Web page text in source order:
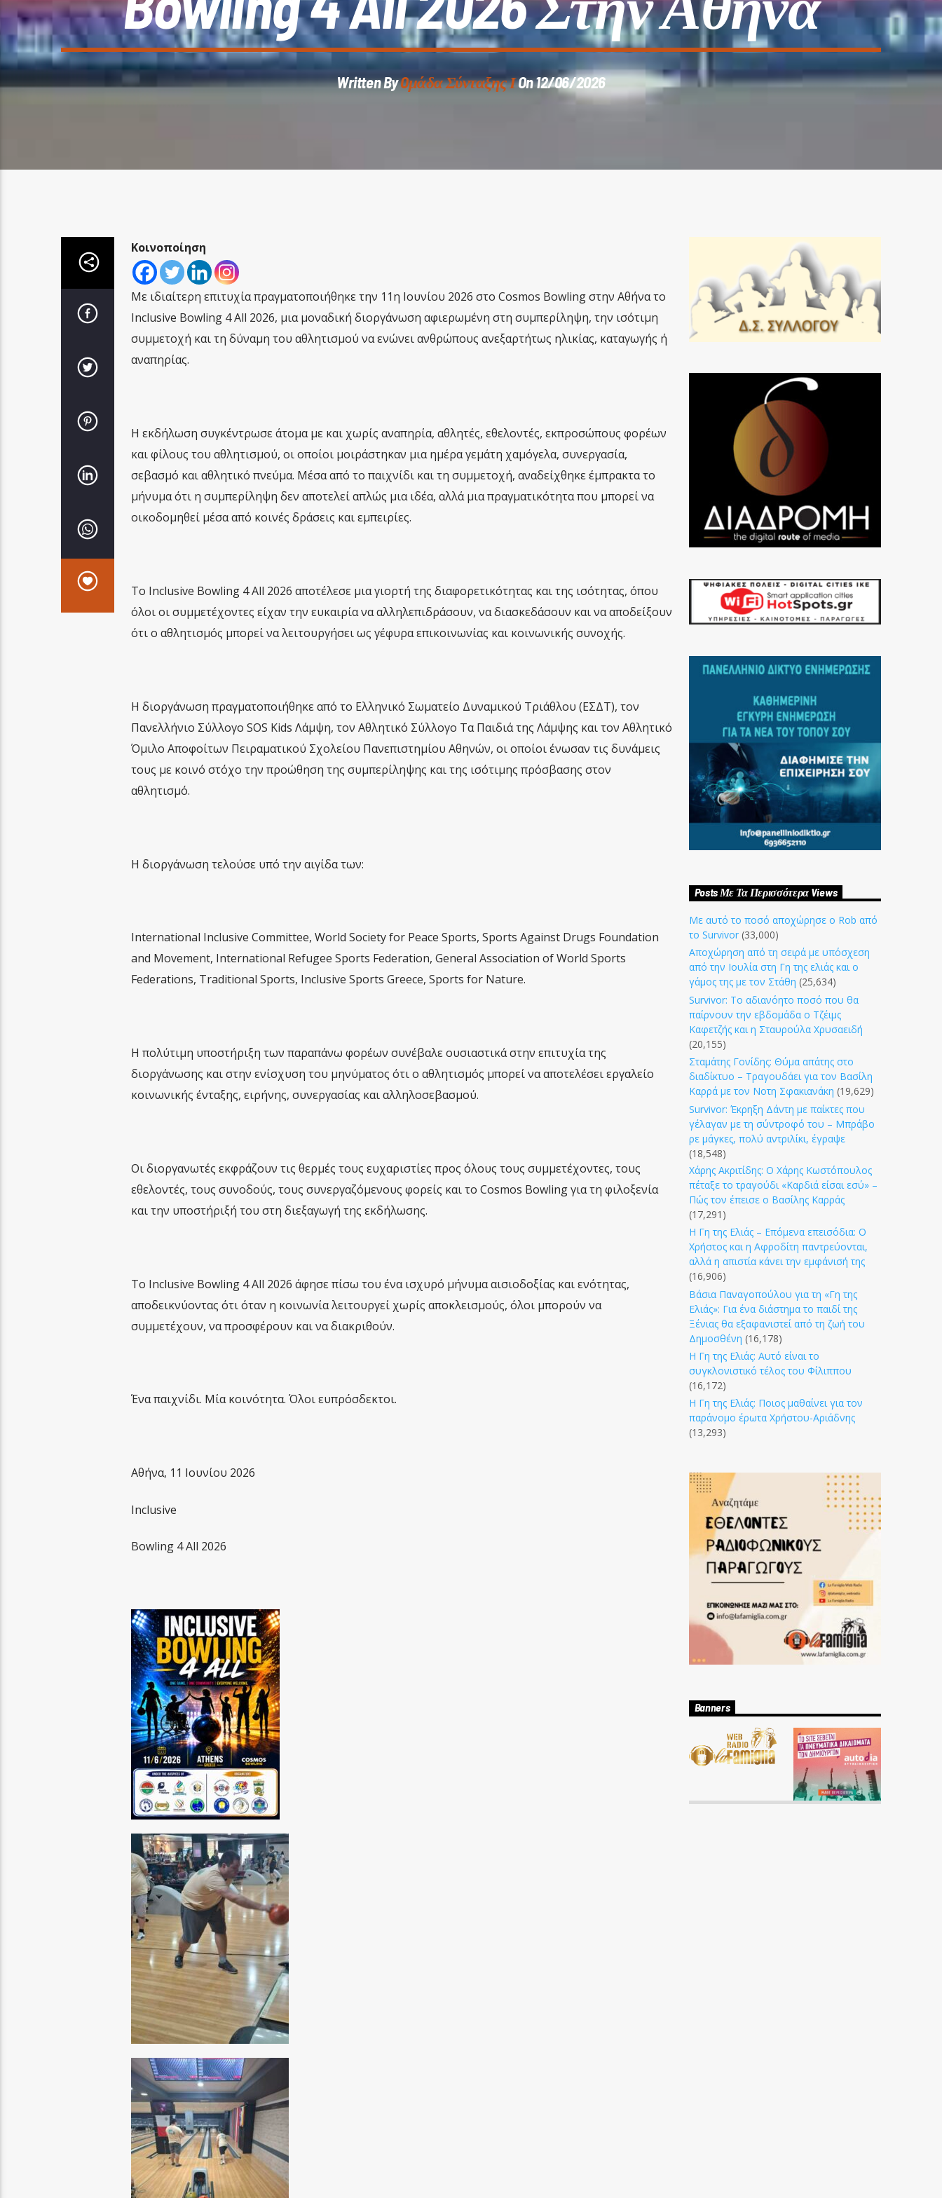
Written ByOμάδα Σύνταξης ΙOn 12/06/2026
Κοινοποίηση
Με ιδιαίτερη επιτυχία πραγματοποιήθηκε την 11η Ιουνίου 2026 στο Cosmos Bowling στην Αθήνα το
Inclusive Bowling 4 All 2026, μια μοναδική διοργάνωση αφιερωμένη στη συμπερίληψη, την ισότιμη
συμμετοχή και τη δύναμη του αθλητισμού να ενώνει ανθρώπους ανεξαρτήτως ηλικίας, καταγωγής ή
αναπηρίας.
Η εκδήλωση συγκέντρωσε άτομα με και χωρίς αναπηρία, αθλητές, εθελοντές, εκπροσώπους φορέων
και φίλους του αθλητισμού, οι οποίοι μοιράστηκαν μια ημέρα γεμάτη χαμόγελα, συνεργασία,
σεβασμό και αθλητικό πνεύμα. Μέσα από το παιχνίδι και τη συμμετοχή, αναδείχθηκε έμπρακτα το
μήνυμα ότι η συμπερίληψη δεν αποτελεί απλώς μια ιδέα, αλλά μια πραγματικότητα που μπορεί να
οικοδομηθεί μέσα από κοινές δράσεις και εμπειρίες.
Το Inclusive Bowling 4 All 2026 αποτέλεσε μια γιορτή της διαφορετικότητας και της ισότητας, όπου
όλοι οι συμμετέχοντες είχαν την ευκαιρία να αλληλεπιδράσουν, να διασκεδάσουν και να αποδείξουν
ότι ο αθλητισμός μπορεί να λειτουργήσει ως γέφυρα επικοινωνίας και κοινωνικής συνοχής.
Η διοργάνωση πραγματοποιήθηκε από το Ελληνικό Σωματείο Δυναμικού Τριάθλου (ΕΣΔΤ), τον
Πανελλήνιο Σύλλογο SOS Kids Λάμψη, τον Αθλητικό Σύλλογο Τα Παιδιά της Λάμψης και τον Αθλητικό
Όμιλο Αποφοίτων Πειραματικού Σχολείου Πανεπιστημίου Αθηνών, οι οποίοι ένωσαν τις δυνάμεις
τους με κοινό στόχο την προώθηση της συμπερίληψης και της ισότιμης πρόσβασης στον
αθλητισμό.
Η διοργάνωση τελούσε υπό την αιγίδα των:
International Inclusive Committee, World Society for Peace Sports, Sports Against Drugs Foundation
and Movement, International Refugee Sports Federation, General Association of World Sports
Federations, Traditional Sports, Inclusive Sports Greece, Sports for Nature.
Η πολύτιμη υποστήριξη των παραπάνω φορέων συνέβαλε ουσιαστικά στην επιτυχία της
διοργάνωσης και στην ενίσχυση του μηνύματος ότι ο αθλητισμός μπορεί να αποτελέσει εργαλείο
κοινωνικής ένταξης, ειρήνης, συνεργασίας και αλληλοσεβασμού.
Οι διοργανωτές εκφράζουν τις θερμές τους ευχαριστίες προς όλους τους συμμετέχοντες, τους
εθελοντές, τους συνοδούς, τους συνεργαζόμενους φορείς και το Cosmos Bowling για τη φιλοξενία
και την υποστήριξή του στη διεξαγωγή της εκδήλωσης.
Το Inclusive Bowling 4 All 2026 άφησε πίσω του ένα ισχυρό μήνυμα αισιοδοξίας και ενότητας,
αποδεικνύοντας ότι όταν η κοινωνία λειτουργεί χωρίς αποκλεισμούς, όλοι μπορούν να
συμμετέχουν, να προσφέρουν και να διακριθούν.
Ένα παιχνίδι. Μία κοινότητα. Όλοι ευπρόσδεκτοι.
Αθήνα, 11 Ιουνίου 2026
Inclusive
Bowling 4 All 2026
Posts Με Τα Περισσότερα Views
Με αυτό το ποσό αποχώρησε ο Rob από
το Survivor (33,000)
Αποχώρηση από τη σειρά με υπόσχεση
από την Ιουλία στη Γη της ελιάς και ο
γάμος της με τον Στάθη (25,634)
Survivor: Το αδιανόητο ποσό που θα
παίρνουν την εβδομάδα ο Τζέιμς
Καφετζής και η Σταυρούλα Χρυσαειδή
(20,155)
Σταμάτης Γονίδης: Θύμα απάτης στο
διαδίκτυο – Τραγουδάει για τον Βασίλη
Καρρά με τον Νοτη Σφακιανάκη (19,629)
Survivor: Έκρηξη Δάντη με παίκτες που
γέλαγαν με τη σύντροφό του – Μπράβο
ρε μάγκες, πολύ αντριλίκι, έγραψε
(18,548)
Χάρης Ακριτίδης: Ο Χάρης Κωστόπουλος
πέταξε το τραγούδι «Καρδιά είσαι εσύ» –
Πώς τον έπεισε ο Βασίλης Καρράς
(17,291)
Η Γη της Ελιάς – Επόμενα επεισόδια: Ο
Χρήστος και η Αφροδίτη παντρεύονται,
αλλά η απιστία κάνει την εμφάνισή της
(16,906)
Βάσια Παναγοπούλου για τη «Γη της
Ελιάς»: Για ένα διάστημα το παιδί της
Ξένιας θα εξαφανιστεί από τη ζωή του
Δημοσθένη (16,178)
Η Γη της Ελιάς: Αυτό είναι το
συγκλονιστικό τέλος του Φίλιππου
(16,172)
Η Γη της Ελιάς: Ποιος μαθαίνει για τον
παράνομο έρωτα Χρήστου-Αριάδνης
(13,293)
Banners